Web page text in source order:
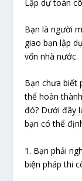
Lập dự toán
Bạn là người
giao bạn lập
vốn nhà nước.
Bạn chưa biết
thể hoàn
đó? Dưới đây
bạn có thể
1. Bạn phải
biện pháp thi